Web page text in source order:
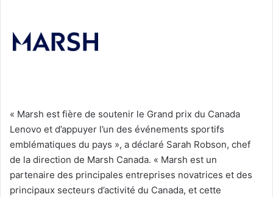
« Marsh est fière de soutenir le Grand prix du Canada
Lenovo et d’appuyer l’un des événements sportifs
emblématiques du pays », a déclaré Sarah Robson, chef
de la direction de Marsh Canada. « Marsh est un
partenaire des principales entreprises novatrices et des
principaux secteurs d’activité du Canada, et cette